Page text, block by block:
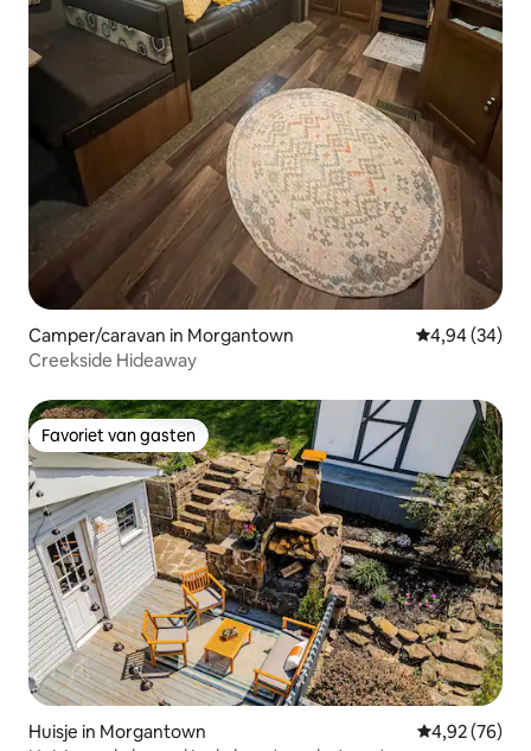
Camper/caravan in Morgantown Gemiddelde
4,94 (34)
Creekside Hideaway
Favoriet van gasten
Favoriet van gasten
Huisje in Morgantown Gemiddelde
4,92 (76)